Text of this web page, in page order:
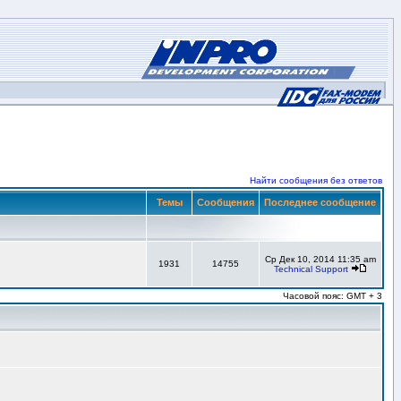
Найти сообщения без ответов
Темы Сообщения Последнее сообщение
1931 14755
Ср Дек 10, 2014 11:35 am
Technical Support
Часовой пояс: GMT + 3